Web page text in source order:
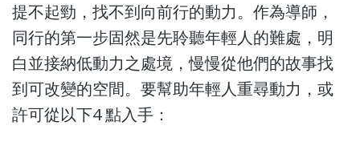
提不起勁，找不到向前行的動力。作為導師，
同行的第一步固然是先聆聽年輕人的難處，明
白並接納低動力之處境，慢慢從他們的故事找
到可改變的空間。要幫助年輕人重尋動力，或
許可從以下4 點入手：